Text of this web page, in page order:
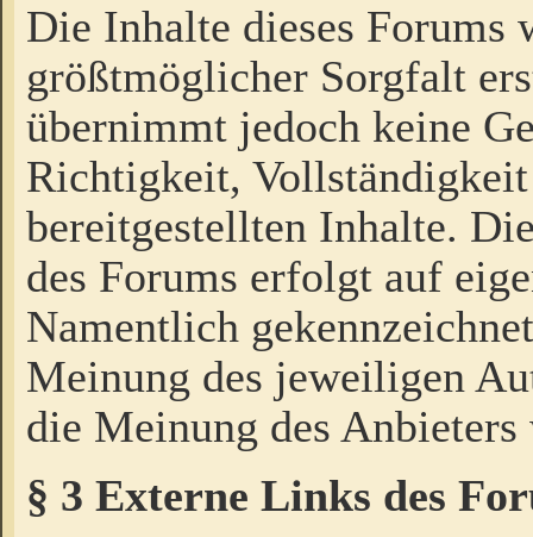
Die Inhalte dieses Forums
größtmöglicher Sorgfalt
übernimmt jedoch keine
Richtigkeit,
bereitgestellten Inhalte.
des Forums erfolgt auf
Namentlich
Meinung des jeweiligen
die Meinung des Anbieters
§ 3 Externe Links des